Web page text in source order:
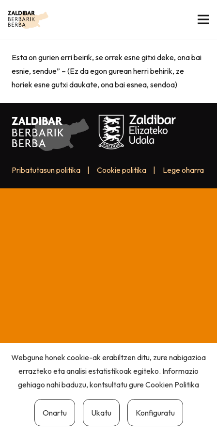
Esta on gurien erri beirik, se orrek esne gitxi deke, ona bai
esnie, sendue” – (Ez da egon gurean herri behirik, ze
horiek esne gutxi daukate, ona bai esnea, sendoa)
Pribatutasun politika Cookie politika Lege oharra
Webgune honek cookie-ak erabiltzen ditu, zure nabigazioa
errazteko eta analisi estatistikoak egiteko. Informazio
gehiago nahi baduzu, kontsultatu gureCookien Politika
Onartu Ukatu Konfiguratu